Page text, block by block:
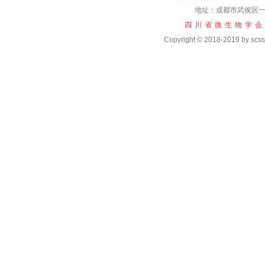
地址：成都市武侯区
四川省微生物学
Copyright © 2018-2019 by